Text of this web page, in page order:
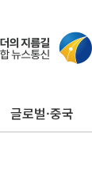
글로벌·중국
완수사권 폐지·
늘 제주·인천 경